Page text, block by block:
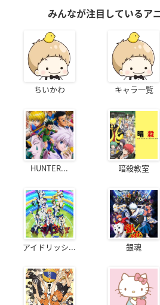
みんなが注目しているア
ちいかわ キャラ一覧
HUNTER... 暗殺教室
アイドリッシ... 銀魂